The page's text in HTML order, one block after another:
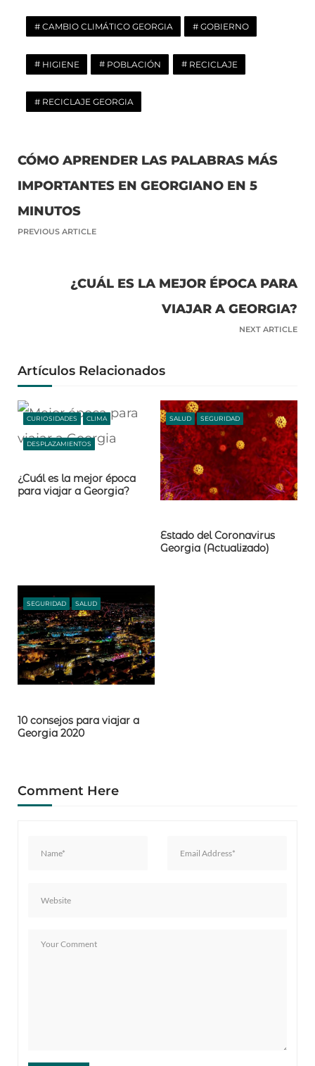
CAMBIO CLIMÁTICO GEORGIA GOBIERNO
HIGIENE POBLACIÓN RECICLAJE
RECICLAJE GEORGIA
CÓMO APRENDER LAS PALABRAS MÁS
IMPORTANTES EN GEORGIANO EN 5
MINUTOS
PREVIOUS ARTICLE
¿CUÁL ES LA MEJOR ÉPOCA PARA
VIAJAR A GEORGIA?
NEXT ARTICLE
Artículos Relacionados
CURIOSIDADES CLIMA
DESPLAZAMIENTOS
¿Cuál es la mejor época
para viajar a Georgia?
SALUD SEGURIDAD
Estado del Coronavirus
Georgia (Actualizado)
SEGURIDAD SALUD
10 consejos para viajar a
Georgia 2020
Comment Here